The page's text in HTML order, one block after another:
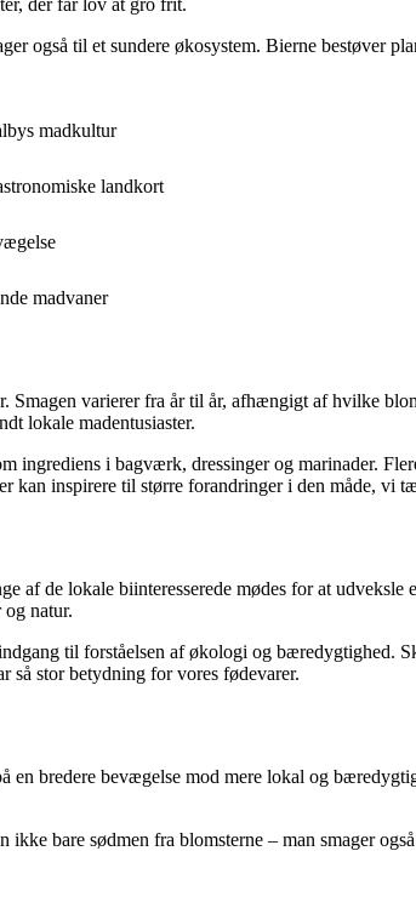
der får lov at gro frit.
også til et sundere økosystem. Bierne bestøver
madkultur
landkort
madvaner
Smagen varierer fra år til år, afhængigt af hvilke
lokale madentusiaster.
ingrediens i bagværk, dressinger og marinader.
kan inspirere til større forandringer i den måde, vi
af de lokale biinteresserede mødes for at
natur.
til forståelsen af økologi og bæredygtighed.
så stor betydning for vores fødevarer.
bredere bevægelse mod mere lokal og
bare sødmen fra blomsterne – man smager